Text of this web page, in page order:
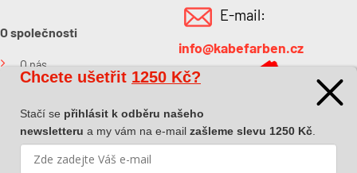
O společnosti
O nás
E-mail:
info@kabefarben.cz
Chcete ušetřit 1250 Kč?
Stačí se přihlásit k odběru našeho
newsletteru a my vám na e-mail zašleme slevu 1250 Kč